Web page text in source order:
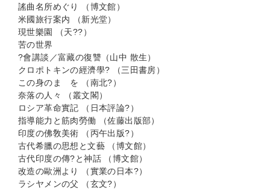
謠曲名所めぐり （博文館）
米國旅行案内 （新光堂）
現世樂園 （天??）
苦の世界
?會講談／富藏の復讐（山中 散生）
クロポトキンの經濟學? （三田書房）
この身のまゝを （南北?）
奈落の人々 （叢文閣）
ロシア革命實記 （日本評論?）
指導能力と筋肉勞働 （佐藤出版部）
印度の佛敎美術 （丙午出版?）
古代希臘の思想と文藝 （博文館）
古代印度の傳?と神話 （博文館）
改造の歐洲より （實業の日本?）
ラシヤメンの父 （玄文?）